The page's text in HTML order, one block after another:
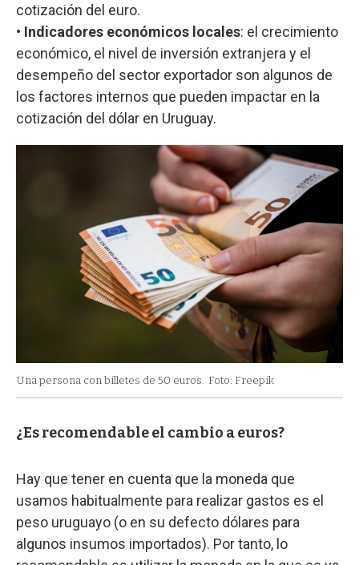
cotización del euro.
• Indicadores económicos locales: el crecimiento
económico, el nivel de inversión extranjera y el
desempeño del sector exportador son algunos de
los factores internos que pueden impactar en la
cotización del dólar en Uruguay.
Una persona con billetes de 50 euros. Foto: Freepik
¿Es recomendable el cambio a euros?
Hay que tener en cuenta que la moneda que
usamos habitualmente para realizar gastos es el
peso uruguayo (o en su defecto dólares para
algunos insumos importados). Por tanto, lo